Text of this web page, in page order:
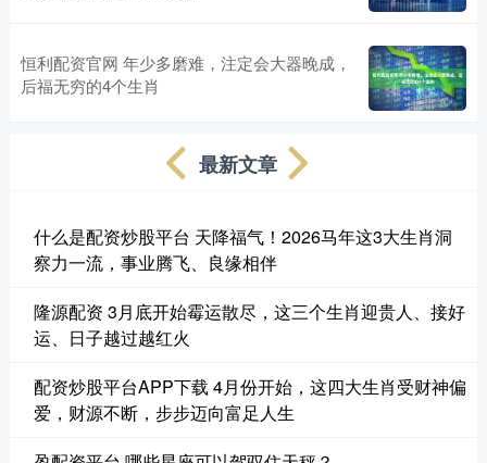
恒利配资官网 年少多磨难，注定会大器晚成，
后福无穷的4个生肖
最新文章
什么是配资炒股平台 天降福气！2026马年这3大生肖洞
察力一流，事业腾飞、良缘相伴
隆源配资 3月底开始霉运散尽，这三个生肖迎贵人、接好
运、日子越过越红火
配资炒股平台APP下载 4月份开始，这四大生肖受财神偏
爱，财源不断，步步迈向富足人生